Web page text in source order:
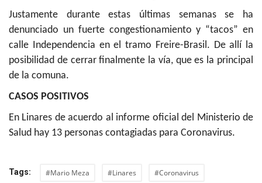
Justamente durante estas últimas semanas se ha
denunciado un fuerte congestionamiento y “tacos” en
calle Independencia en el tramo Freire-Brasil. De allí la
posibilidad de cerrar finalmente la vía, que es la principal
de la comuna.
CASOS POSITIVOS
En Linares de acuerdo al informe oficial del Ministerio de
Salud hay 13 personas contagiadas para Coronavirus.
Tags: #Mario Meza #Linares #Coronavirus